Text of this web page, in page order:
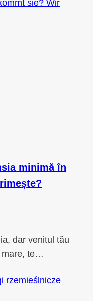
minimă în
dar venitul tău
mare, te…